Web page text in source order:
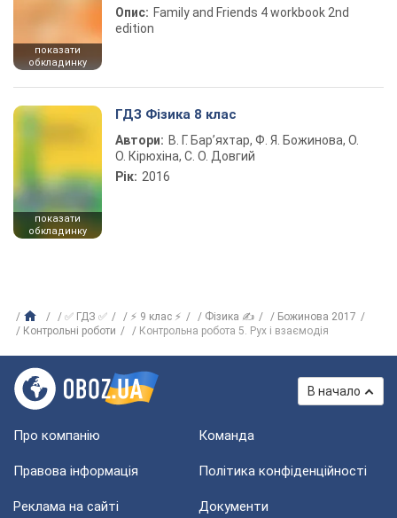
показати
обкладинку
Опис: Family and Friends 4 workbook 2nd
edition
показати
обкладинку
ГДЗ Фізика 8 клас
Автори: В. Г. Бар’яхтар, Ф. Я. Божинова, О.
О. Кірюхіна, С. О. Довгий
Рік: 2016
✅ ГДЗ ✅ ⚡ 9 клас ⚡ Фізика ✍
Божинова 2017
Контрольні роботи
Контрольна робота 5. Рух і взаємодія
В начало
Про компанію Команда
Правова інформація Політика конфіденційності
Реклама на сайті Документи